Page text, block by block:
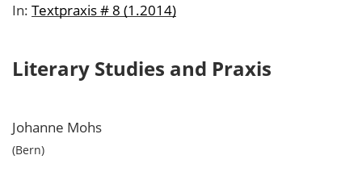
In: Textpraxis # 8 (1.2014)
Literary Studies and Praxis
Johanne Mohs
Bern